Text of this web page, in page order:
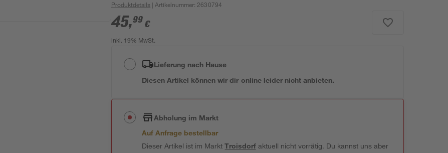
Produktdetails | Artikelnummer: 2630794
45,99 €
inkl. 19% MwSt.
Lieferung nach Hause
Diesen Artikel können wir dir online leider nicht anbieten.
Abholung im Markt
Auf Anfrage bestellbar
Dieser Artikel ist im MarktTroisdorfaktuell nicht vorrätig. Du kannst uns aber